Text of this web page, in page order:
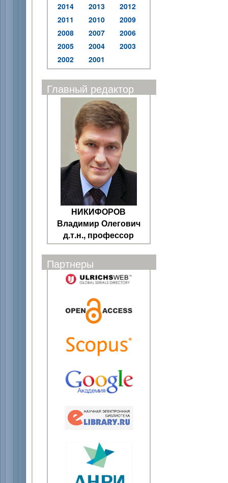
2014
2013
2012
2011
2010
2009
2008
2007
2006
2005
2004
2003
2002
2001
Главный редактор
НИКИФОРОВ
Владимир Олегович
д.т.н., профессор
Партнеры